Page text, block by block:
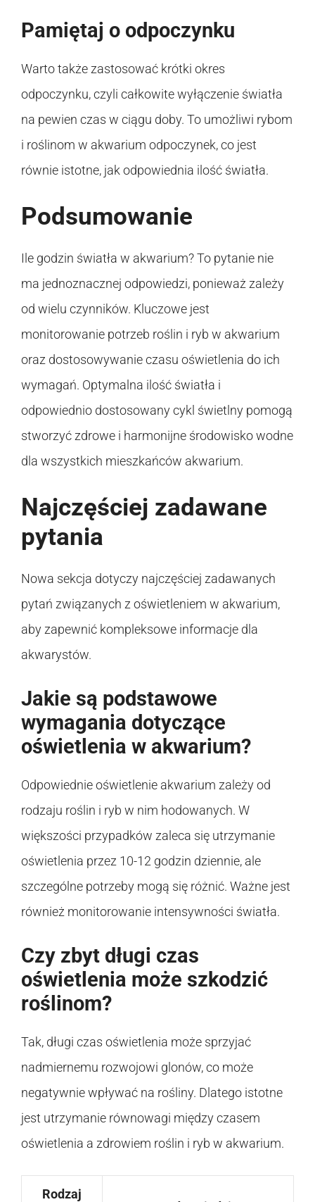
Pamiętaj o odpoczynku
Warto także zastosować krótki okres
odpoczynku, czyli całkowite wyłączenie światła
na pewien czas w ciągu doby. To umożliwi rybom
i roślinom w akwarium odpoczynek, co jest
równie istotne, jak odpowiednia ilość światła.
Podsumowanie
Ile godzin światła w akwarium? To pytanie nie
ma jednoznacznej odpowiedzi, ponieważ zależy
od wielu czynników. Kluczowe jest
monitorowanie potrzeb roślin i ryb w akwarium
oraz dostosowywanie czasu oświetlenia do ich
wymagań. Optymalna ilość światła i
odpowiednio dostosowany cykl świetlny pomogą
stworzyć zdrowe i harmonijne środowisko wodne
dla wszystkich mieszkańców akwarium.
Najczęściej zadawane
pytania
Nowa sekcja dotyczy najczęściej zadawanych
pytań związanych z oświetleniem w akwarium,
aby zapewnić kompleksowe informacje dla
akwarystów.
Jakie są podstawowe
wymagania dotyczące
oświetlenia w akwarium?
Odpowiednie oświetlenie akwarium zależy od
rodzaju roślin i ryb w nim hodowanych. W
większości przypadków zaleca się utrzymanie
oświetlenia przez 10-12 godzin dziennie, ale
szczególne potrzeby mogą się różnić. Ważne jest
również monitorowanie intensywności światła.
Czy zbyt długi czas
oświetlenia może szkodzić
roślinom?
Tak, długi czas oświetlenia może sprzyjać
nadmiernemu rozwojowi glonów, co może
negatywnie wpływać na rośliny. Dlatego istotne
jest utrzymanie równowagi między czasem
oświetlenia a zdrowiem roślin i ryb w akwarium.
Rodzaj